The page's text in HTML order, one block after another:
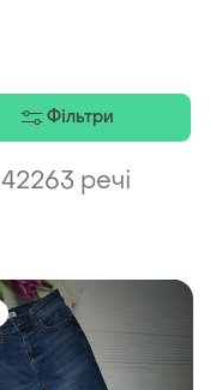
42263 речі
Фільтри